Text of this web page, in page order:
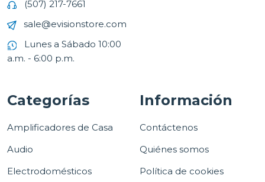
(507) 217-7661
sale@evisionstore.com
Lunes a Sábado 10:00
a.m. - 6:00 p.m.
Categorías
Amplificadores de Casa
Audio
Electrodomésticos
Información
Contáctenos
Quiénes somos
Política de cookies